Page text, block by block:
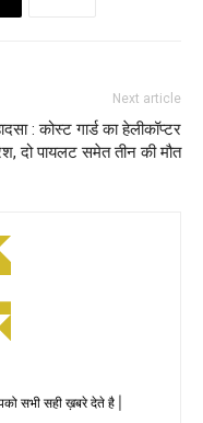
Next article
: कोस्ट गार्ड का हेलीकॉप्टर
दो पायलट समेत तीन की मौत
सभी सही ख़बरे देते है |